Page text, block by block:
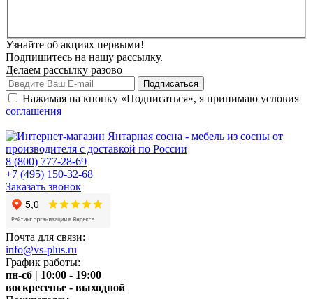
Узнайте об акциях первыми!
Подпишитесь на нашу рассылку.
Делаем рассылку разово
Нажимая на кнопку «Подписаться», я принимаю условия
соглашения
8 (800) 777-28-69
+7 (495) 150-32-68
Заказать звонок
Почта для связи:
info@vs-plus.ru
График работы:
пн-сб | 10:00 - 19:00
воскресенье - выходной